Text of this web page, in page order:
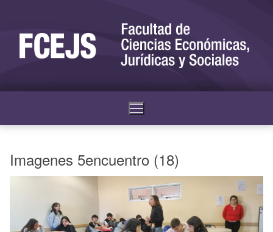
Imagenes 5encuentro (18)